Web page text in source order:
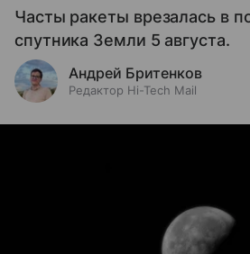
Часты ракеты врезалась в
спутника Земли 5 августа.
Андрей Бритенков
Редактор Hi-Tech Mail